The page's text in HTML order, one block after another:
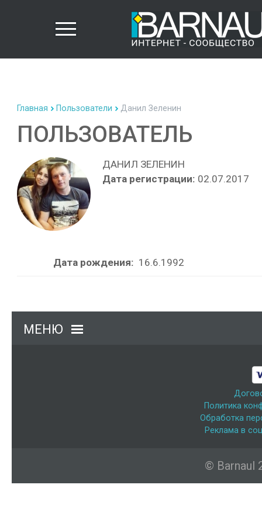
Главная Пользователи Данил Зеленин
ПОЛЬЗОВАТЕЛЬ
ДАНИЛ ЗЕЛЕНИН
Дата регистрации: 02.07.2017
Дата рождения: 16.6.1992
МЕНЮ
Политика
Обработка
Реклама в
© Barnaul